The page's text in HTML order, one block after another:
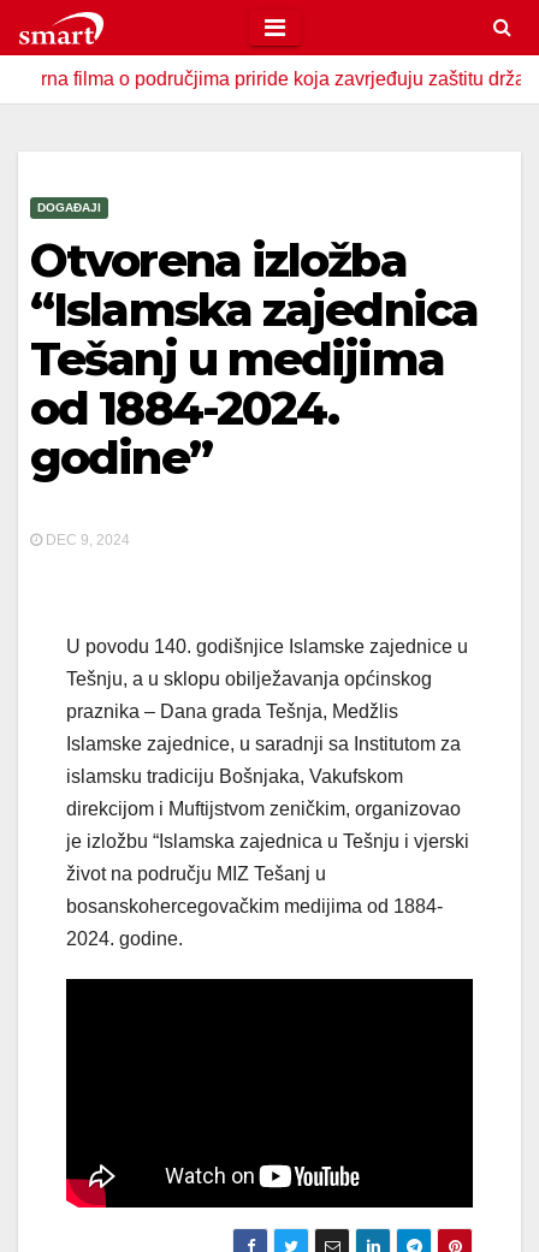
to
contento područjima priride koja zavrjeđuju zaštitu države
DOGAĐAJI
Otvorena izložba
“Islamska zajednica
Tešanj u medijima
od 1884-2024.
godine”
DEC 9, 2024
U povodu 140. godišnjice Islamske zajednice u
Tešnju, a u sklopu obilježavanja općinskog
praznika – Dana grada Tešnja, Medžlis
Islamske zajednice, u saradnji sa Institutom za
islamsku tradiciju Bošnjaka, Vakufskom
direkcijom i Muftijstvom zeničkim, organizovao
je izložbu “Islamska zajednica u Tešnju i vjerski
život na području MIZ Tešanj u
bosanskohercegovačkim medijima od 1884-
2024. godine.